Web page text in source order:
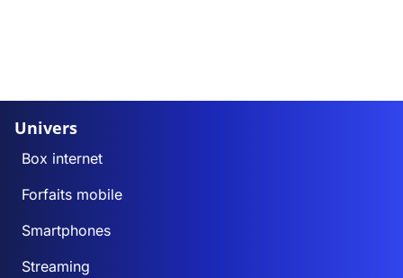
Univers
Box internet
Forfaits mobile
Smartphones
Streaming